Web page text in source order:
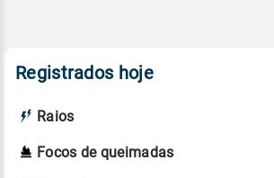
Registrados hoje
Raios
Focos de queimadas